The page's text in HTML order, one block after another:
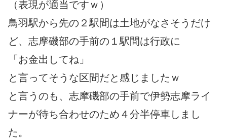
（表現が適当ですｗ）
鳥羽駅から先の２駅間は土地がなさそうだけ
ど、志摩磯部の手前の１駅間は行政に
「お金出してね」
と言ってそうな区間だと感じましたｗ
と言うのも、志摩磯部の手前で伊勢志摩ライ
ナーが待ち合わせのため４分半停車しまし
た。